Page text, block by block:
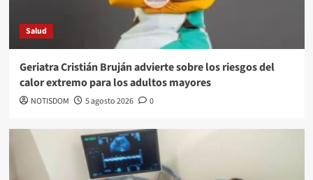
Salud
Geriatra Cristián Bruján advierte sobre los riesgos del
calor extremo para los adultos mayores
NOTISDOM 5 agosto 2026 0